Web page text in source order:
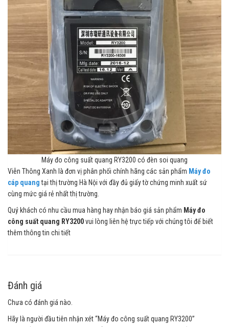
Máy đo công suất quang RY3200 có đèn soi quang
Viễn Thông Xanh là đơn vị phân phối chính hãng các sản phẩm Máy đo
cáp quangtại thị trường Hà Nội với đầy đủ giấy tờ chứng minh xuất sứ
cùng mức giá rẻ nhất thị trường.
Quý khách có nhu cầu mua hàng hay nhận báo giá sản phẩm Máy đo
công suất quang RY3200vui lòng liên hệ trực tiếp với chúng tôi để biết
thêm thông tin chi tiết
Đánh giá
Chưa có đánh giá nào.
Hãy là người đầu tiên nhận xét “Máy đo công suất quang RY3200”